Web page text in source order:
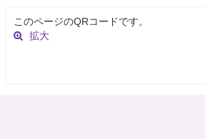
このページのQRコードです。
拡大